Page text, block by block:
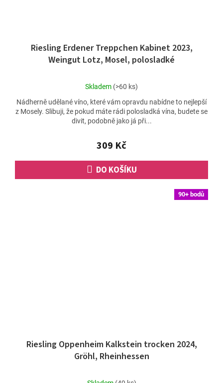
Riesling Erdener Treppchen Kabinet 2023,
Weingut Lotz, Mosel, polosladké
Průměrné
produktu
je
4,8
5
hvězdiček.
Skladem (>60 ks)
309 Kč
DO KOŠÍKU
Nádherně udělané víno, které vám opravdu nabídne to nejlepší
z Mosely. Slibuji, že pokud máte rádi polosladká vína, budete se
divit, podobně jako já při...
90+ bodů
Riesling Oppenheim Kalkstein trocken 2024,
Gröhl, Rheinhessen
Průměrné